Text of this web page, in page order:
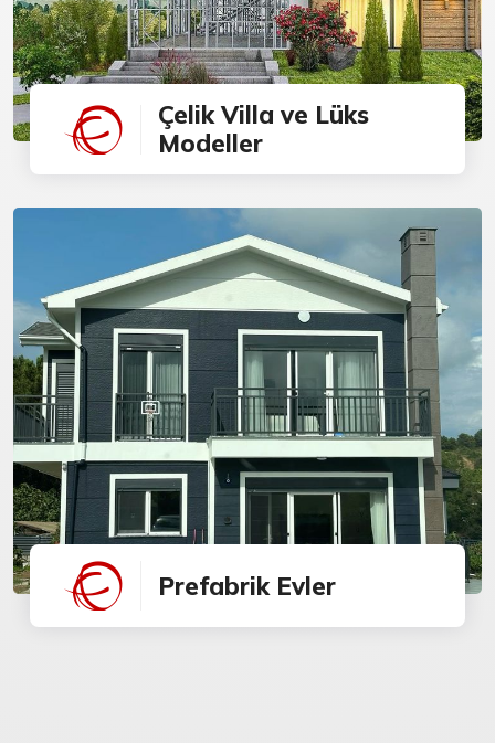
Çelik Villa ve Lüks
Modeller
Prefabrik Evler